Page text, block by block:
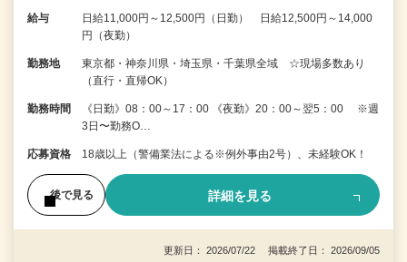
給与
日給11,000円～12,500円（日勤） 日給12,500円～14,000
円（夜勤）
勤務地
東京都・神奈川県・埼玉県・千葉県全域 ☆現場多数あり
（直行・直帰OK）
勤務時間
《日勤》08：00～17：00 《夜勤》20：00～翌5：00 ※週
3日〜勤務O…
応募資格 18歳以上（警備業法による※例外事由2号）、未経験OK！
後で見る 詳細を見る
更新日： 2026/07/22 掲載終了日： 2026/09/05